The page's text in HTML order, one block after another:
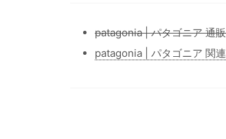
patagonia | パタゴニア 通
patagonia | パタゴニア 関